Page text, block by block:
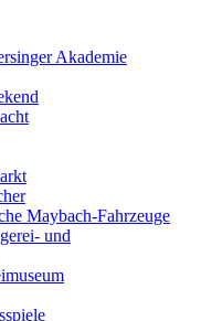
Akademie
Maybach-Fahrzeuge
und